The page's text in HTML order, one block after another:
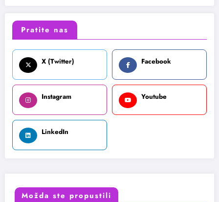
Pratite nas
X (Twitter) Facebook
Instagram Youtube
LinkedIn
Možda ste propustili